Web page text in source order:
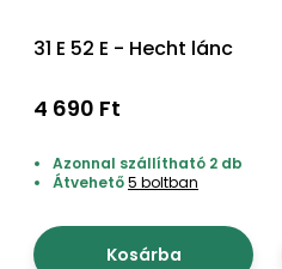
31 E 52 E - Hecht lánc
4 690 Ft
Azonnal szállítható 2 db
Átvehető5 boltban
Kosárba